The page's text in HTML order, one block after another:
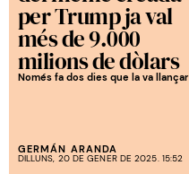
per Trump ja val
més de 9.000
milions de dòlars
Només fa dos dies que la va llançar
GERMÁN ARANDA
DILLUNS, 20 DE GENER DE 2025. 15:52